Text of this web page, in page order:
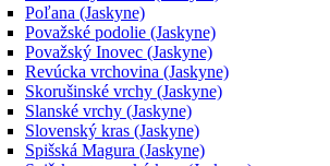
Poľana (Jaskyne)
Považské podolie (Jaskyne)
Považský Inovec (Jaskyne)
Revúcka vrchovina (Jaskyne)
Skorušinské vrchy (Jaskyne)
Slanské vrchy (Jaskyne)
Slovenský kras (Jaskyne)
Spišská Magura (Jaskyne)